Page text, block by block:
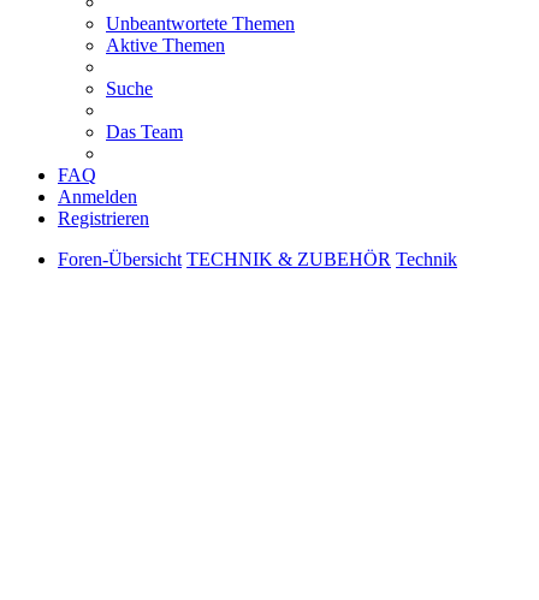
Unbeantwortete Themen
Aktive Themen
Suche
Das Team
FAQ
Anmelden
Registrieren
Foren-Übersicht TECHNIK & ZUBEHÖR Technik